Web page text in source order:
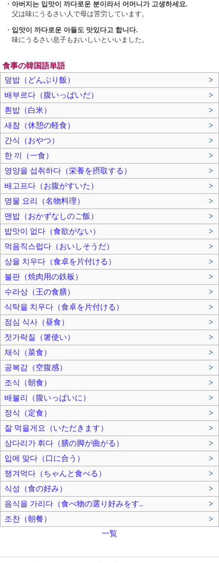
・ 아버지는 입맛이 까다로운 분이라서 어머니가 고생하세요.
父は味にうるさい人で母は苦労しています。
・ 입맛이 까다로운 아들도 맛있다고 합니다.
味にうるさい息子もおいしいといいました。
食事の韓国語単語
덮밥（どんぶり飯）
>
배부르다（腹いっぱいだ）
>
흰밥（白米）
>
새참（休憩の軽食）
>
간식（おやつ）
>
한 끼（一食）
>
영양을 섭취하다（栄養を摂取する）
>
배고프다（お腹がすいた）
>
명물 요리（名物料理）
>
맨밥（おかずなしのご飯）
>
밥맛이 없다（食欲がない）
>
먹음직스럽다（おいしそうだ）
>
상을 치우다（食卓を片付ける）
>
불판（焼肉用の鉄板）
>
수라상（王の食膳）
>
식탁을 치우다（食卓を片付ける）
>
점심 식사（昼食）
>
젓가락질（箸使い）
>
채식（菜食）
>
공복감（空腹感）
>
조식（朝食）
>
배불리（腹いっぱいに）
>
정식（定食）
>
잘 먹을게요（いただきます）
>
상다리가 휘다（膳の脚が曲がる）
>
입에 맞다（口に合う）
>
챙겨먹다（ちゃんと食べる）
>
식성（食の好み）
>
음식을 가리다（食べ物の選り好みをす..
>
조찬（朝餐）
>
一覧